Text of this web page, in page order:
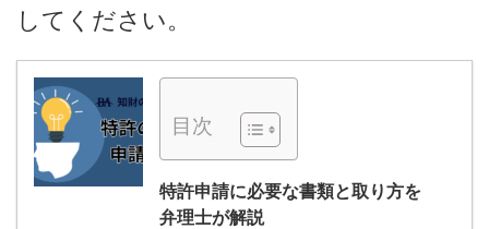
してください。
目次
特許申請に必要な書類と取り方を
弁理士が解説